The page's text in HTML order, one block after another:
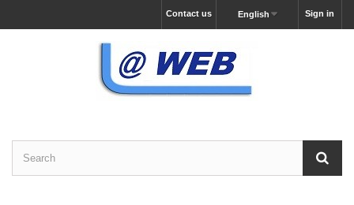
Sign in
English
Contact us